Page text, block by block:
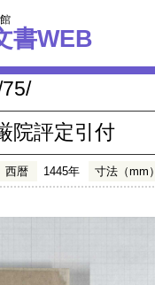
書WEB
院評定引付
西暦 1445年 寸法（mm）